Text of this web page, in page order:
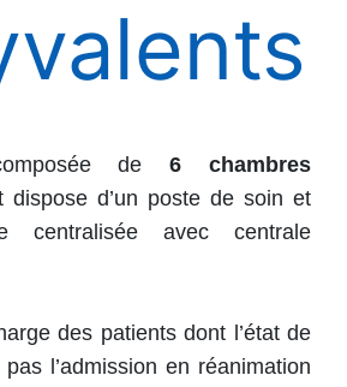
de6 chambres
dispose d’un poste de soin et
centralisée avec centrale
des patients dont l’état de
l’admission en réanimation